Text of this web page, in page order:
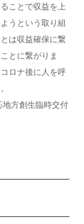
ことで収益を上
うという取り組
は収益確保に繋
とに繋がりま
ロナ後に人を呼
地方創生臨時交付